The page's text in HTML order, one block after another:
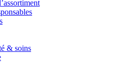
& soins